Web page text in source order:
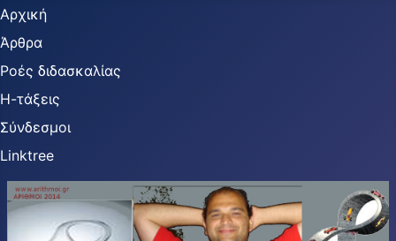
Αρχική
Άρθρα
Ροές διδασκαλίας
Η-τάξεις
Σύνδεσμοι
Linktree